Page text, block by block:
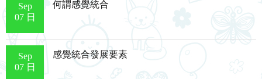
Sep
07 日
何謂感覺統合
Sep
07 日
感覺統合發展要素